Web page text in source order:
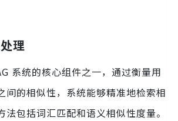
理
系统的核心组件之一，通过衡量用
间的相似性，系统能够精准地检索相
法包括词汇匹配和语义相似性度量。